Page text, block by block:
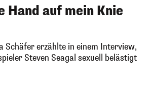
Hand auf mein Knie
Schäfer erzählte in einem Interview,
Steven Seagal sexuell belästigt